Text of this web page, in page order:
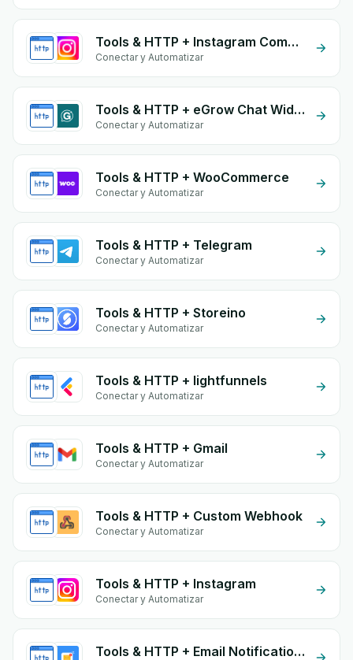
Tools & HTTP + Instagram Comment
Conectar y Automatizar
Tools & HTTP + eGrow Chat Widget
Conectar y Automatizar
Tools & HTTP + WooCommerce
Conectar y Automatizar
Tools & HTTP + Telegram
Conectar y Automatizar
Tools & HTTP + Storeino
Conectar y Automatizar
Tools & HTTP + lightfunnels
Conectar y Automatizar
Tools & HTTP + Gmail
Conectar y Automatizar
Tools & HTTP + Custom Webhook
Conectar y Automatizar
Tools & HTTP + Instagram
Conectar y Automatizar
Tools & HTTP + Email Notifications by eGrow